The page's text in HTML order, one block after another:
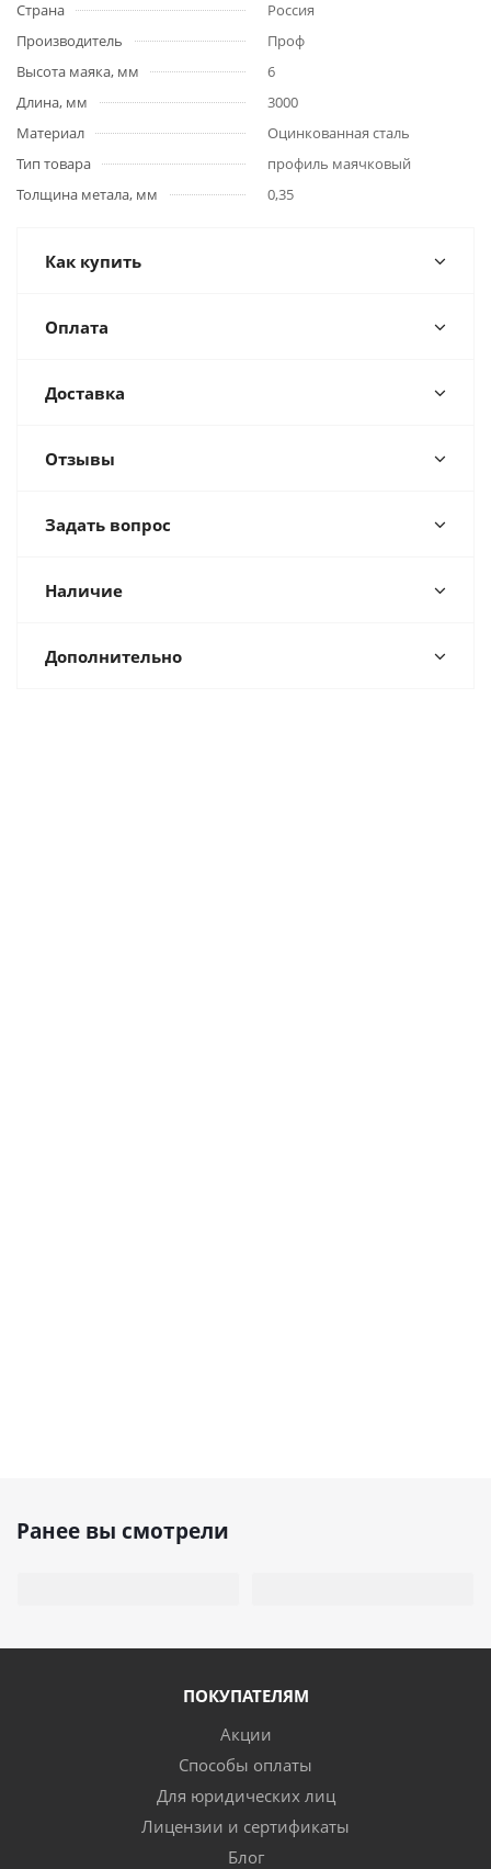
Страна
Россия
Производитель
Проф
Высота маяка, мм
6
Длина, мм
3000
Материал
Оцинкованная сталь
Тип товара
профиль маячковый
Толщина метала, мм
0,35
Как купить
Оплата
Доставка
Отзывы
Задать вопрос
Наличие
Дополнительно
Ранее вы смотрели
ПОКУПАТЕЛЯМ
Акции
Способы оплаты
Для юридических лиц
Лицензии и сертификаты
Блог